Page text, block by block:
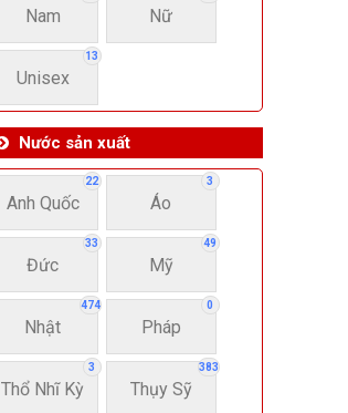
Nam Nữ
13
Unisex
Nước sản xuất
22
Anh Quốc
3
Áo
33
Đức
49
Mỹ
474
Nhật
0
Pháp
3
Thổ Nhĩ Kỳ
383
Thụy Sỹ